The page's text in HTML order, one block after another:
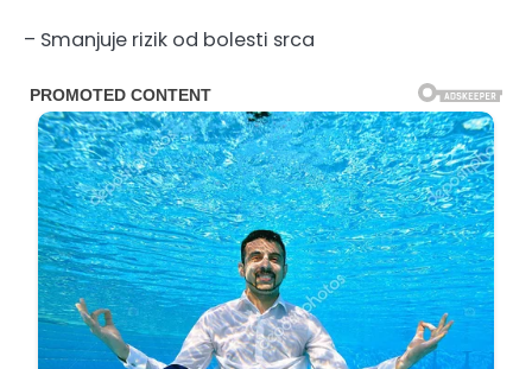
– Smanjuje rizik od bolesti srca